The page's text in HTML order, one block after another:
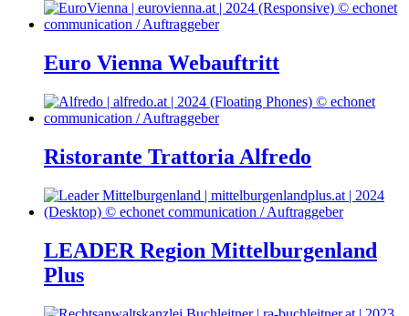
Euro Vienna Webauftritt
Ristorante Trattoria Alfredo
LEADER Region Mittelburgenland
Plus